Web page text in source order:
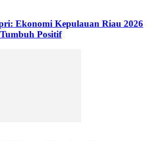
Ekonomi Kepulauan Riau 2026
Positif